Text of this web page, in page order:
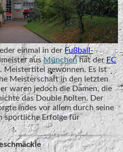
einmal in derFußball-
ausMünchenhat derFC
Meistertitel gewonnen. Es ist
Meisterschaft in den letzten
waren jedoch die Damen, die
das Double holten. Der
indes vor allem durch seine
sportliche Erfolge für